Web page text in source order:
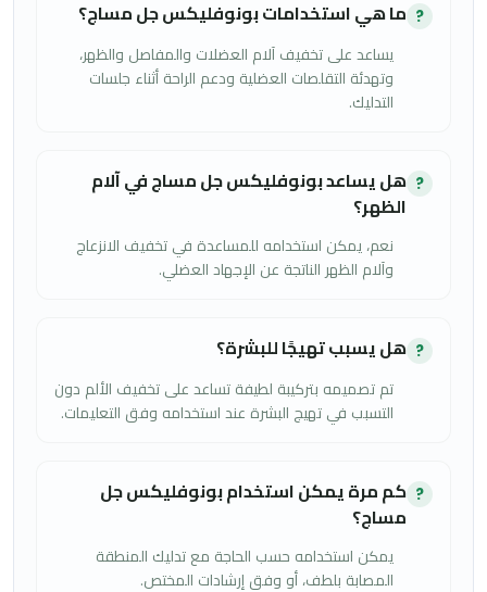
? ما هي استخدامات بونوفليكس جل مساج؟
يساعد على تخفيف آلام العضلات والمفاصل والظهر،
وتهدئة التقلصات العضلية ودعم الراحة أثناء جلسات
التدليك.
? هل يساعد بونوفليكس جل مساج في آلام
الظهر؟
نعم، يمكن استخدامه للمساعدة في تخفيف الانزعاج
وآلام الظهر الناتجة عن الإجهاد العضلي.
? هل يسبب تهيجًا للبشرة؟
تم تصميمه بتركيبة لطيفة تساعد على تخفيف الألم دون
التسبب في تهيج البشرة عند استخدامه وفق التعليمات.
? كم مرة يمكن استخدام بونوفليكس جل
مساج؟
يمكن استخدامه حسب الحاجة مع تدليك المنطقة
المصابة بلطف، أو وفق إرشادات المختص.